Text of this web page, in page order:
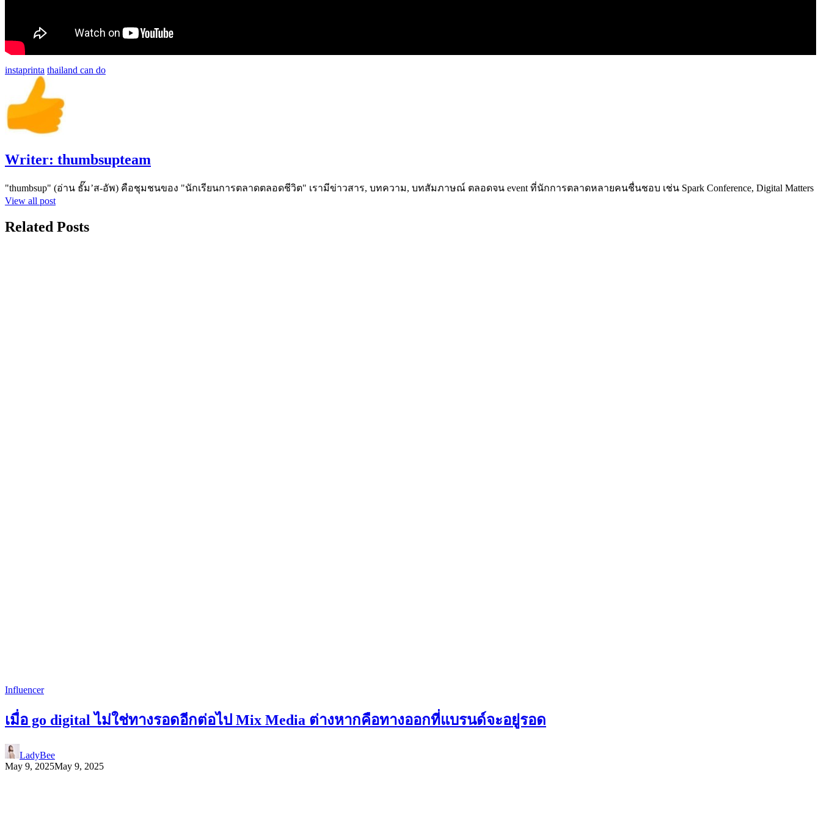
instaprinta thailand can do
Writer: thumbsupteam
"thumbsup" (อ่าน ธั๊ม’ส-อัพ) คือชุมชนของ "นักเรียนการตลาดตลอดชีวิต" เรามีข่าวสาร, บทความ, บทสัมภาษณ์ ตลอดจน event ที่นักการตลาดหลายคนชื่นชอบ เช่น Spark Conference, Digital Matters
View all post
Related Posts
Influencer
เมื่อ go digital ไม่ใช่ทางรอดอีกต่อไป Mix Media ต่างหากคือทางออกที่แบรนด์จะอยู่รอด
LadyBee
May 9, 2025May 9, 2025